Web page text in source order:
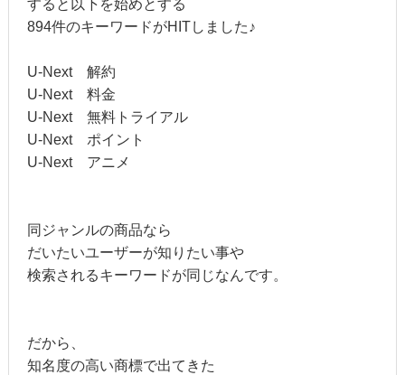
すると以下を始めとする
894件のキーワードがHITしました♪
U-Next 解約
U-Next 料金
U-Next 無料トライアル
U-Next ポイント
U-Next アニメ
同ジャンルの商品なら
だいたいユーザーが知りたい事や
検索されるキーワードが同じなんです。
だから、
知名度の高い商標で出てきた